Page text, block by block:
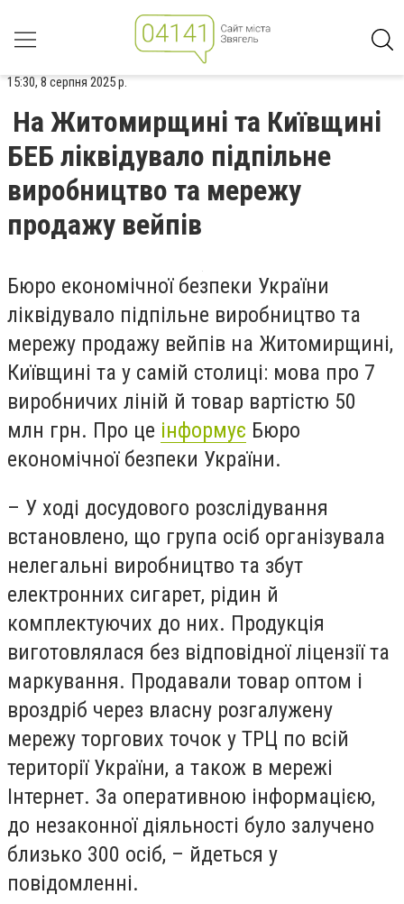
15:30, 8 серпня 2025 р.
На Житомирщині та Київщині
БЕБ ліквідувало підпільне
виробництво та мережу
продажу вейпів
Бюро економічної безпеки України
ліквідувало підпільне виробництво та
мережу продажу вейпів на Житомирщині,
Київщині та у самій столиці: мова про 7
виробничих ліній й товар вартістю 50
млн грн. Про це інформує Бюро
економічної безпеки України.
– У ході досудового розслідування
встановлено, що група осіб організувала
нелегальні виробництво та збут
електронних сигарет, рідин й
комплектуючих до них. Продукція
виготовлялася без відповідної ліцензії та
маркування. Продавали товар оптом і
вроздріб через власну розгалужену
мережу торгових точок у ТРЦ по всій
території України, а також в мережі
Інтернет. За оперативною інформацією,
до незаконної діяльності було залучено
близько 300 осіб, – йдеться у
повідомленні.